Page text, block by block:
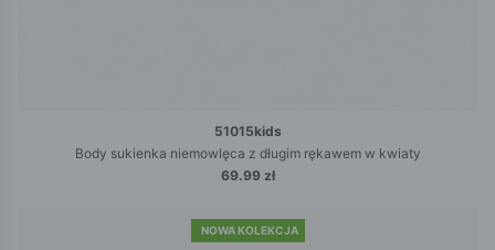
51015kids
Body sukienka niemowlęca z długim rękawem w kwiaty
69.99 zł
NOWA KOLEKCJA